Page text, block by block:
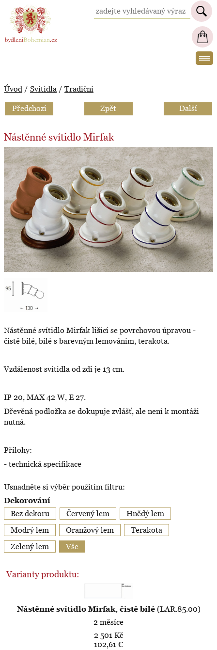
BydleniBohemian.cz
Úvod / Svítidla / Tradiční
Předchozí Zpět Další
Nástěnné svítidlo Mirfak
Nástěnné svítidlo Mirfak lišící se povrchovou úpravou -
čistě bílé, bílé s barevným lemováním, terakota.
Vzdálenost svítidla od zdi je 13 cm.
IP 20, MAX 42 W, E 27.
Dřevěná podložka se dokupuje zvlášť, ale není k montáži
nutná.
Přílohy:
- technická specifikace
Usnadněte si výběr použitím filtru:
Dekorování
Bez dekoru
Červený lem
Hnědý lem
Modrý lem
Oranžový lem
Terakota
Zelený lem
Vše
Varianty produktu:
Nástěnné svítidlo Mirfak, čistě bílé(LAR.85.00)
2 měsíce
2 501 Kč
102,61 €